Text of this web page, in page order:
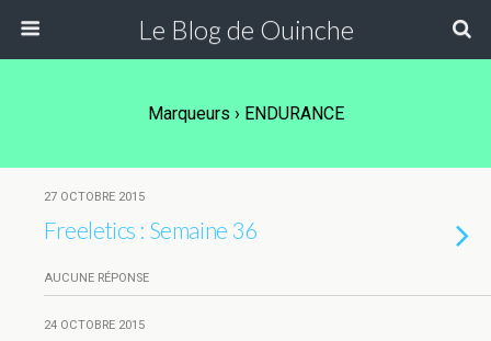
Le Blog de Ouinche
Marqueurs › ENDURANCE
27 OCTOBRE 2015
Freeletics : Semaine 36
AUCUNE RÉPONSE
24 OCTOBRE 2015